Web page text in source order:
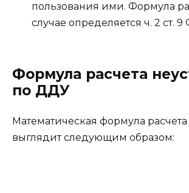
пользования ими. Формула
случае определяется ч. 2 ст.
Формула расчета
по ДДУ
Математическая формула
выглядит следующим образом: